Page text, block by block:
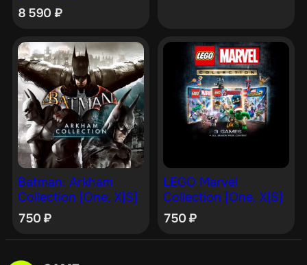
8 590 ₽
Batman: Arkham
Collection [One, X|S]
750₽
LEGO Marvel
Collection [One, X|S]
750₽